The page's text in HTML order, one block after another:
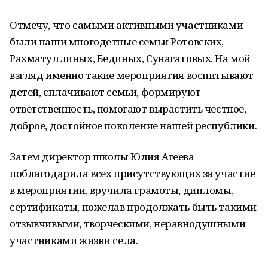
Отмечу, что самыми активными участниками
были наши многодетные семьи Ротовских,
Рахматуллиных, Бединых, Сунагатовых. На мой
взгляд именно такие мероприятия воспитывают
детей, сплачивают семьи, формируют
ответственность, помогают вырастить честное,
доброе, достойное поколение нашей республики.
Затем директор школы Юлия Агеева
поблагодарила всех присутствующих за участие
в мероприятии, вручила грамоты, дипломы,
сертификаты, пожелав продолжать быть такими
отзывчивыми, творческими, неравнодушными
участниками жизни села.